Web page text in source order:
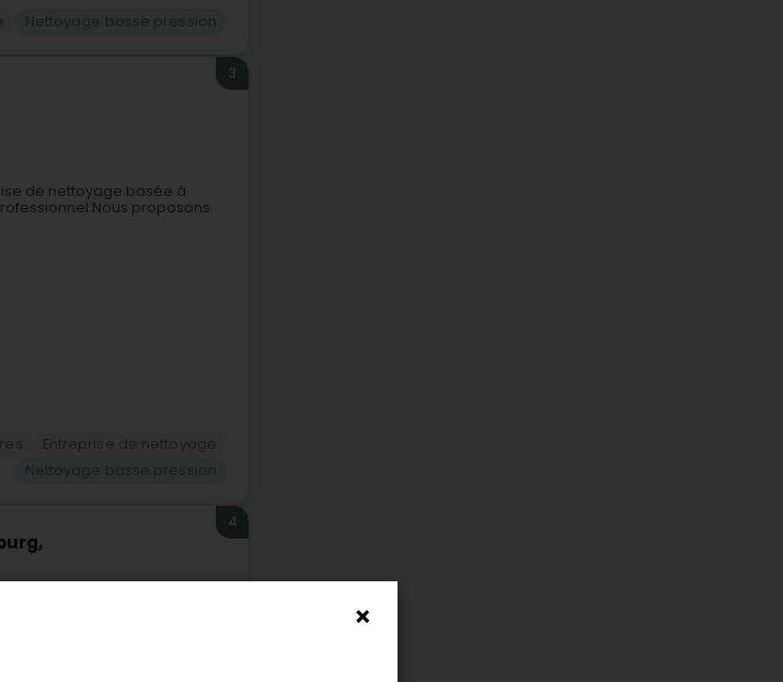
3
de nettoyage basée à
proposons
4
artisanale experte en